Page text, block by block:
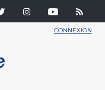
CONNEXION